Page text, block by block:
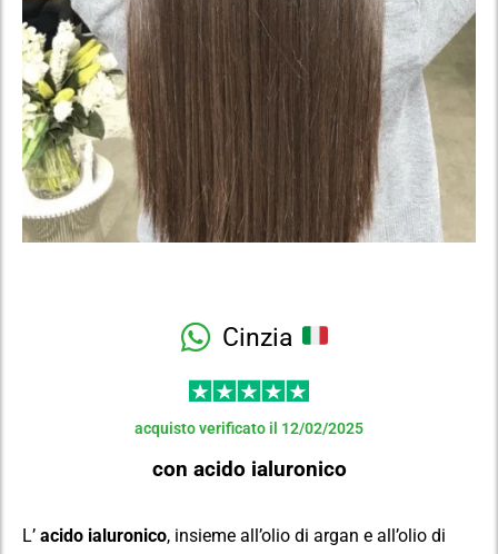
Cinzia
acquisto verificato il 12/02/2025
con acido ialuronico
L’ acido ialuronico, insieme all’olio di argan e all’olio di